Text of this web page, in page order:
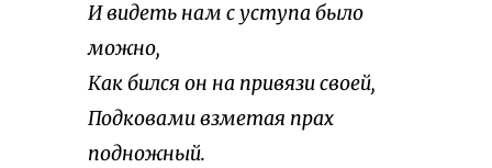
И видеть нам с уступа было
можно,
Как бился он на привязи своей,
Подковами взметая прах
подножный.